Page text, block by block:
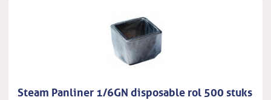
Steam Panliner 1/6GN disposable rol 500 stuks